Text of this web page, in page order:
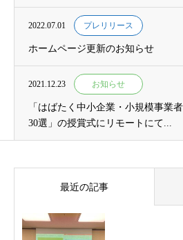
2022.07.01 プレリリース
ホームページ更新のお知らせ
2021.12.23 お知らせ
「はばたく中小企業・小規模事業
30選」の授賞式にリモートにて...
最近の記事